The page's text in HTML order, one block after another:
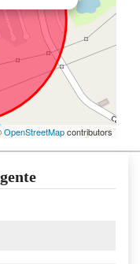
OpenStreetMapcontributors